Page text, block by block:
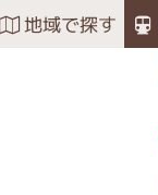
地域で探す